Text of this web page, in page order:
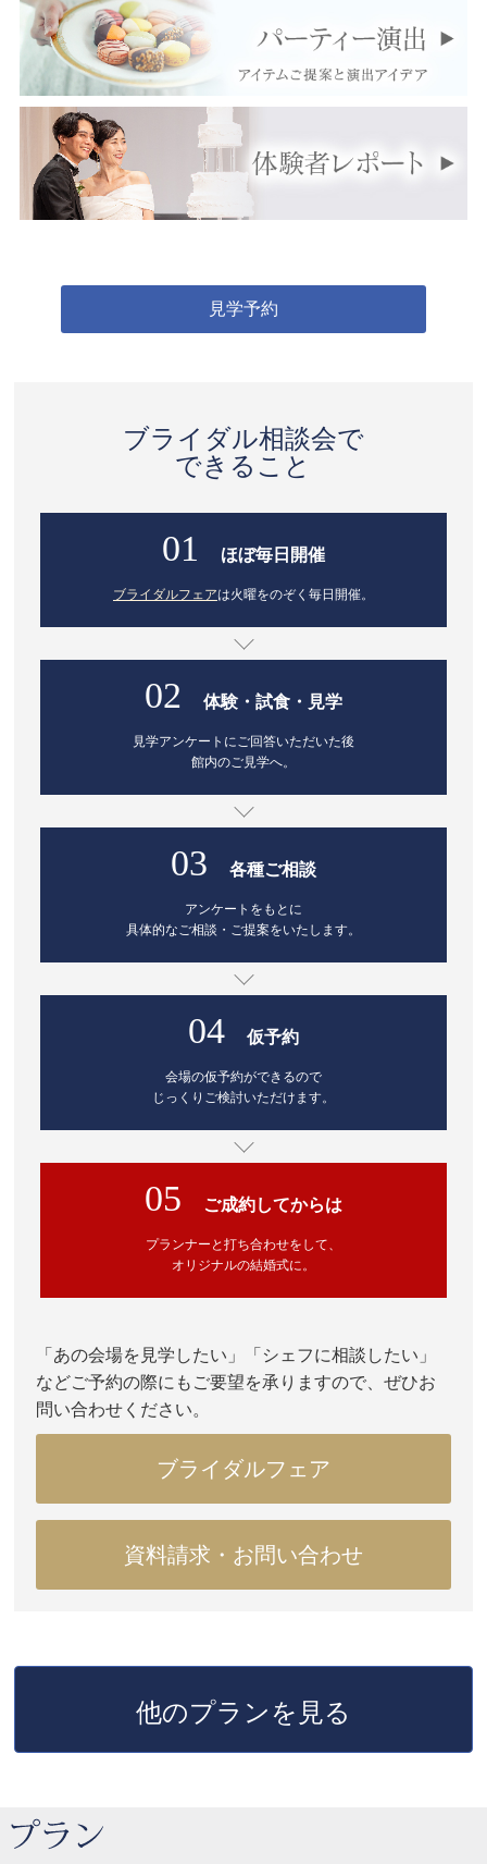
見学予約
ブライダル相談会で
できること
01 ほぼ毎日開催
ブライダルフェアは火曜をのぞく毎日開催。
02 体験・試食・見学
見学アンケートにご回答いただいた後
館内のご見学へ。
03 各種ご相談
アンケートをもとに
具体的なご相談・ご提案をいたします。
04 仮予約
会場の仮予約ができるので
じっくりご検討いただけます。
05 ご成約してからは
プランナーと打ち合わせをして、
オリジナルの結婚式に。
「あの会場を見学したい」「シェフに相談したい」
などご予約の際にもご要望を承りますので、ぜひお
問い合わせください。
ブライダルフェア
資料請求・お問い合わせ
他のプランを見る